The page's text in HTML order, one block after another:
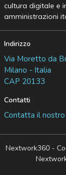
cultura digitale e
amministrazioni
Indirizzo
Via Moretto da
Milano - Italia
CAP 20133
Contatti
Contatta il
Nextwork360 -